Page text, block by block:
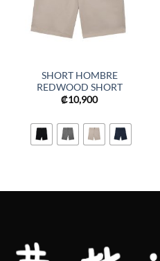
SHORT HOMBRE
REDWOOD SHORT
₡10,900